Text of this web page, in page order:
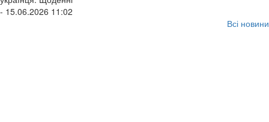
- 15.06.2026 11:02
Всі новини